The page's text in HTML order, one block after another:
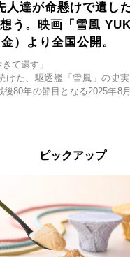
人達が命懸けで遺し
う。映画「雪風
）より全国公開。
て還す」
けた、駆逐艦「雪風」の史
後80年の節目となる2025年8
い帰還させ、戦後まで生き抜
艦長・寺澤一利を演じる竹野
じるほか、奥平大兼、田中麗
共演。そして戦艦大和と運命
、伊藤整一を中井貴一が圧
ピックアップ